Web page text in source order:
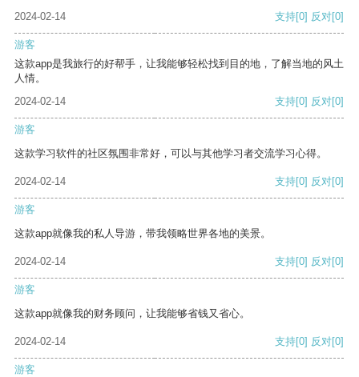
2024-02-14 支持[0] 反对[0]
游客
这款app是我旅行的好帮手，让我能够轻松找到目的地，了解当地的风土
人情。
2024-02-14
支持[0] 反对[0]
游客
这款学习软件的社区氛围非常好，可以与其他学习者交流学习心得。
2024-02-14 支持[0] 反对[0]
游客
这款app就像我的私人导游，带我领略世界各地的美景。
2024-02-14 支持[0] 反对[0]
游客
这款app就像我的财务顾问，让我能够省钱又省心。
2024-02-14 支持[0] 反对[0]
游客